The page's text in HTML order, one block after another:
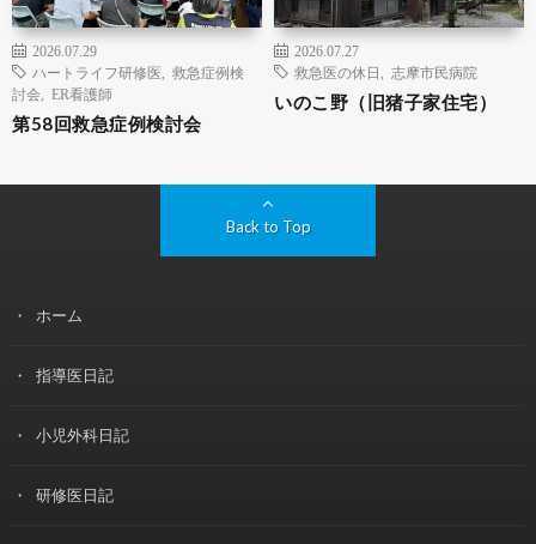
2026.07.29
ハートライフ研修医
救急症例検
討会
ER看護師
第58回救急症例検討会
2026.07.27
救急医の休日
志摩市民病院
いのこ野（旧猪子家住宅）
Back to Top
ホーム
指導医日記
小児外科日記
研修医日記